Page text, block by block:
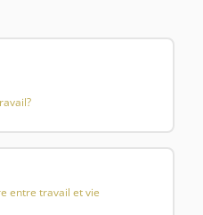
entre travail et vie